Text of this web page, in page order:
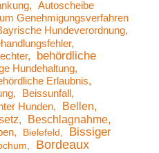
Autoscheibe
Genehmigungsverfahren
Hundeverordnung
behördliche
Hundehaltung
Erlaubnis
Beissunfall
Hunden
Bellen
Beschlagnahme
Bielefeld
Bissiger
Bordeaux